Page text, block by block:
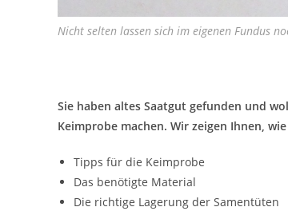
Nicht selten lassen sich im eigenen Fundus
Sie haben altes Saatgut gefunden und
Keimprobe machen. Wir zeigen Ihnen,
Tipps für die Keimprobe
Das benötigte Material
Die richtige Lagerung der Samentüten